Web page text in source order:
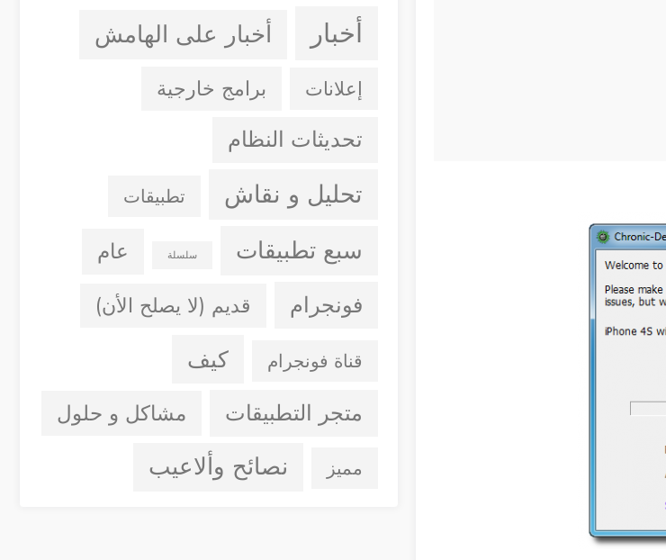
أخبار أخبار على الهامش
إعلانات برامج خارجية
تحديثات النظام
تحليل و نقاش تطبيقات
سبع تطبيقات سلسلة عام
فونجرام قديم (لا يصلح الأن)
قناة فونجرام كيف
متجر التطبيقات مشاكل و حلول
مميز نصائح وألاعيب